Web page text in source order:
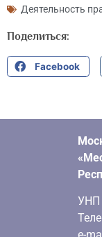
Деятельность
Поделиться:
Facebook
УНП